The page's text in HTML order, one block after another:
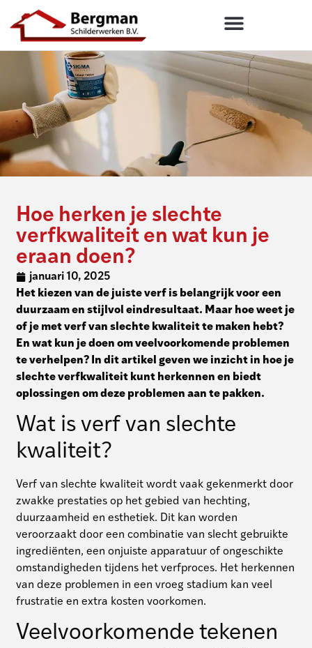
Hoe herken je slechte
verfkwaliteit en wat kun je
eraan doen?
januari 10, 2025
Het kiezen van de juiste verf is belangrijk voor een
duurzaam en stijlvol eindresultaat. Maar hoe weet je
of je met verf van slechte kwaliteit te maken hebt?
En wat kun je doen om veelvoorkomende problemen
te verhelpen? In dit artikel geven we inzicht in hoe je
slechte verfkwaliteit kunt herkennen en biedt
oplossingen om deze problemen aan te pakken.
Wat is verf van slechte
kwaliteit?
Verf van slechte kwaliteit wordt vaak gekenmerkt door
zwakke prestaties op het gebied van hechting,
duurzaamheid en esthetiek. Dit kan worden
veroorzaakt door een combinatie van slecht gebruikte
ingrediënten, een onjuiste apparatuur of ongeschikte
omstandigheden tijdens het verfproces. Het herkennen
van deze problemen in een vroeg stadium kan veel
frustratie en extra kosten voorkomen.
Veelvoorkomende tekenen